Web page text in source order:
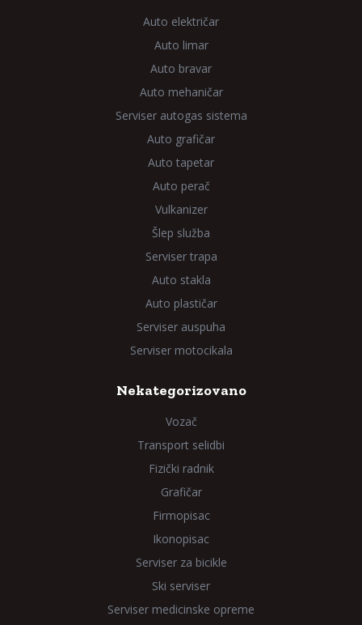
Auto električar
Auto limar
Auto bravar
Auto mehaničar
Serviser autogas sistema
Auto grafičar
Auto tapetar
Auto perač
Vulkanizer
Šlep služba
Serviser trapa
Auto stakla
Auto plastičar
Serviser auspuha
Serviser motocikala
Nekategorizovano
Vozač
Transport selidbi
Fizički radnik
Grafičar
Firmopisac
Ikonopisac
Serviser za bicikle
Ski serviser
Serviser medicinske opreme